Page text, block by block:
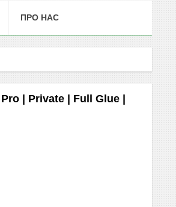
ПРО НАС
| Private | Full Glue |